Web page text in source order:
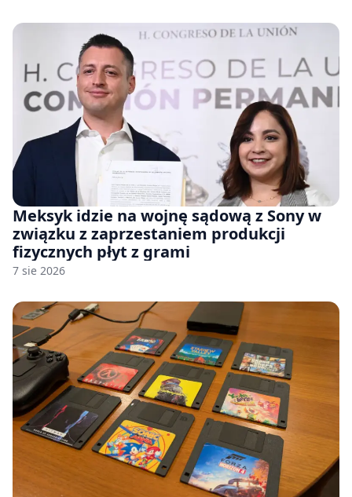
Meksyk idzie na wojnę sądową z Sony w
związku z zaprzestaniem produkcji
fizycznych płyt z grami
7 sie 2026